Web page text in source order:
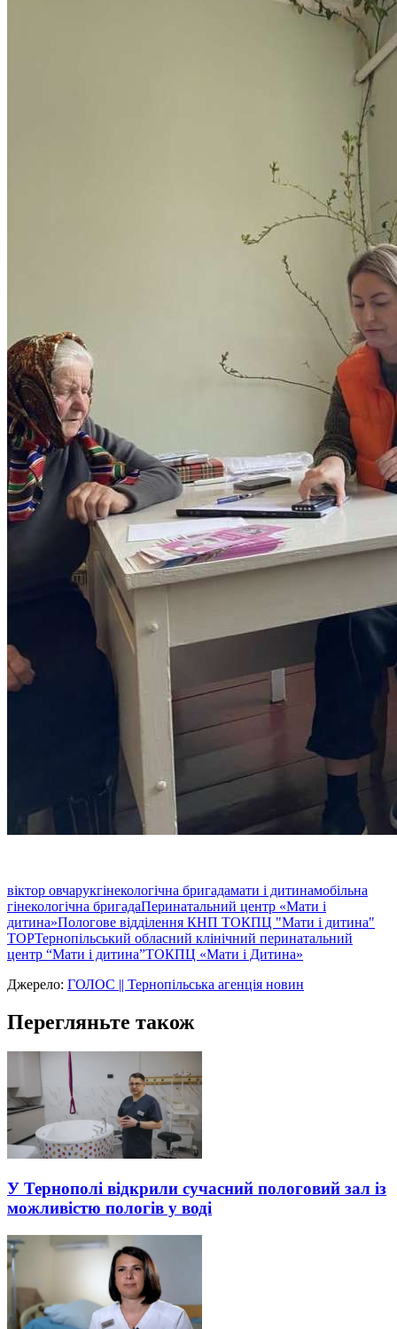
віктор овчарукгінекологічна бригадамати і дитинамобільна
гінекологічна бригадаПеринатальний центр «Мати і
дитина»Пологове відділення КНП ТОКПЦ "Мати і дитина"
ТОРТернопільський обласний клінічний перинатальний
центр “Мати і дитина”ТОКПЦ «Мати і Дитина»
Джерело: ГОЛОС || Тернопільська агенція новин
Перегляньте також
У Тернополі відкрили сучасний пологовий зал із
можливістю пологів у воді